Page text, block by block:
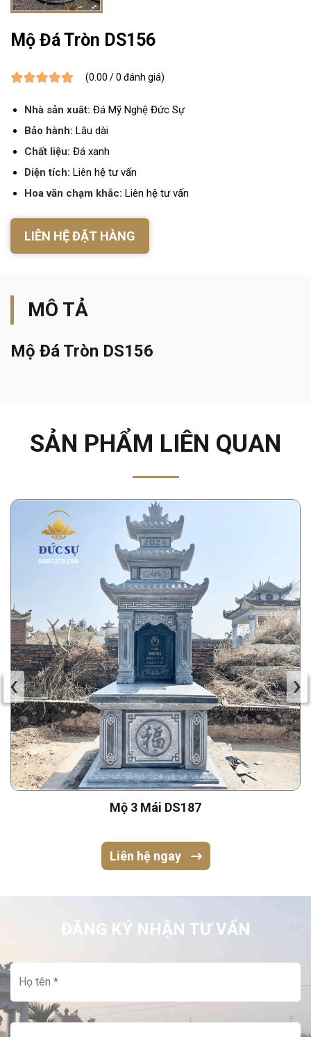
Mộ Đá Tròn DS156
(0.00 / 0 đánh giá)
Nhà sản xuât: Đá Mỹ Nghệ Đức Sự
Bảo hành: Lâu dài
Chất liệu: Đá xanh
Diện tích: Liên hệ tư vấn
Hoa văn chạm khắc: Liên hệ tư vấn
LIÊN HỆ ĐẶT HÀNG
MÔ TẢ
Mộ Đá Tròn DS156
SẢN PHẨM LIÊN QUAN
Mộ 3 Mái DS187
Liên hệ ngay
‹ ›
ĐĂNG KÝ NHẬN TƯ VẤN